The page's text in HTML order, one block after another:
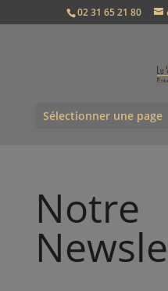
02 31 65 21 80
Sélectionner une page
Notre